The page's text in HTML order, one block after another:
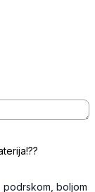
boljom